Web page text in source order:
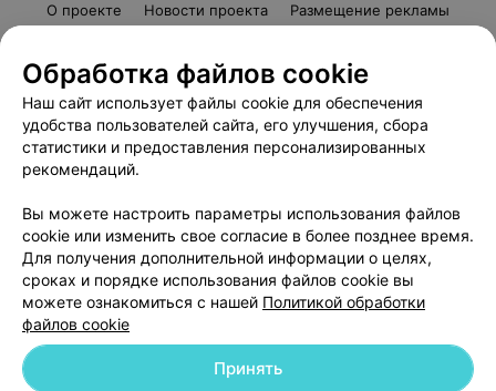
О проекте Новости проекта
Размещение рекламы
Пользовательское соглашение
Способы оплаты
Вакансии
Партнеры
Написать руководителю 103.by
Обработка персональных данных
© 2026 ООО «Артокс Лаб», УНП 191700409 | 220012, Республика Беларусь,
Обработка файлов cookie
Наш сайт использует файлы cookie для обеспечения
удобства пользователей сайта, его улучшения, сбора
статистики и предоставления персонализированных
рекомендаций.
Вы можете настроить параметры использования файлов
cookie или изменить свое согласие в более позднее время.
Для получения дополнительной информации о целях,
сроках и порядке использования файлов cookie вы
можете ознакомиться с нашей Политикой обработки
файлов cookie
Принять